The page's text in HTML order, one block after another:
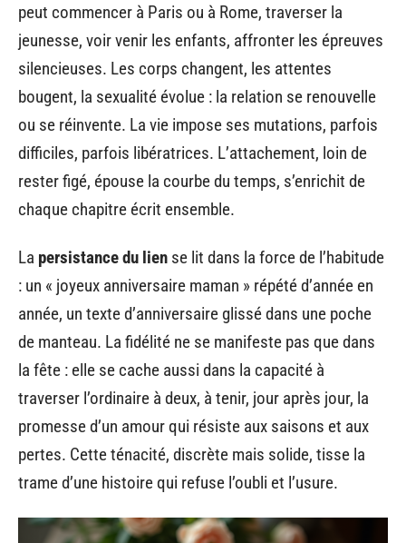
peut commencer à Paris ou à Rome, traverser la
jeunesse, voir venir les enfants, affronter les épreuves
silencieuses. Les corps changent, les attentes
bougent, la sexualité évolue : la relation se renouvelle
ou se réinvente. La vie impose ses mutations, parfois
difficiles, parfois libératrices. L’attachement, loin de
rester figé, épouse la courbe du temps, s’enrichit de
chaque chapitre écrit ensemble.
La persistance du lien se lit dans la force de l’habitude
: un « joyeux anniversaire maman » répété d’année en
année, un texte d’anniversaire glissé dans une poche
de manteau. La fidélité ne se manifeste pas que dans
la fête : elle se cache aussi dans la capacité à
traverser l’ordinaire à deux, à tenir, jour après jour, la
promesse d’un amour qui résiste aux saisons et aux
pertes. Cette ténacité, discrète mais solide, tisse la
trame d’une histoire qui refuse l’oubli et l’usure.